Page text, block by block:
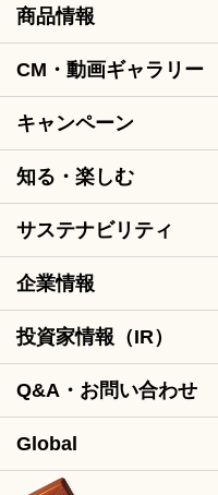
商品情報
CM・動画ギャラリー
キャンペーン
知る・楽しむ
サステナビリティ
企業情報
投資家情報（IR）
Q&A・お問い合わせ
Global